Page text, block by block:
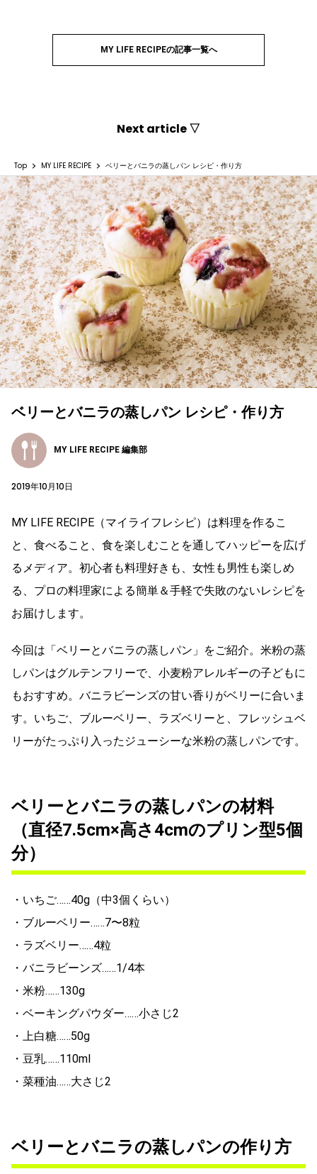
MY LIFE RECIPEの記事一覧へ
Next article ▽
Top MY LIFE RECIPE ベリーとバニラの蒸しパン レシピ・作り方
ベリーとバニラの蒸しパン レシピ・作り方
MY LIFE RECIPE 編集部
2019年10月10日
MY LIFE RECIPE（マイライフレシピ）は料理を作るこ
と、食べること、食を楽しむことを通してハッピーを広げ
るメディア。初心者も料理好きも、女性も男性も楽しめ
る、プロの料理家による簡単＆手軽で失敗のないレシピを
お届けします。
今回は「ベリーとバニラの蒸しパン」をご紹介。米粉の蒸
しパンはグルテンフリーで、小麦粉アレルギーの子どもに
もおすすめ。バニラビーンズの甘い香りがベリーに合いま
す。いちご、ブルーベリー、ラズベリーと、フレッシュベ
リーがたっぷり入ったジューシーな米粉の蒸しパンです。
ベリーとバニラの蒸しパンの材料
（直径7.5cm×高さ4cmのプリン型5個
分）
・いちご……40g（中3個くらい）
・ブルーベリー……7〜8粒
・ラズベリー……4粒
・バニラビーンズ……1/4本
・米粉……130g
・ベーキングパウダー……小さじ2
・上白糖……50g
・豆乳……110ml
・菜種油……大さじ2
ベリーとバニラの蒸しパンの作り方